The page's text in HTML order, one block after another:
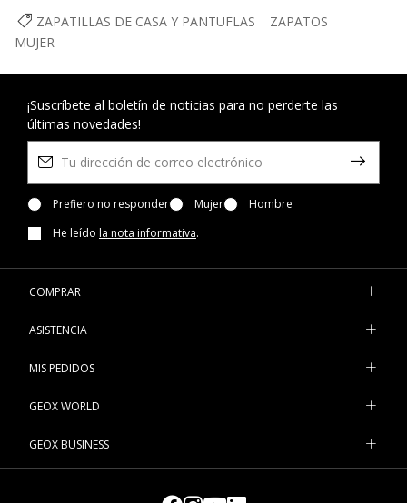
ZAPATILLAS DE CASA Y PANTUFLAS
ZAPATOS
MUJER
¡Suscríbete al boletín de noticias para no perderte las
últimas novedades!
Prefiero no responder Mujer
Hombre
He leído la nota informativa.
COMPRAR
ASISTENCIA
MIS PEDIDOS
GEOX WORLD
GEOX BUSINESS